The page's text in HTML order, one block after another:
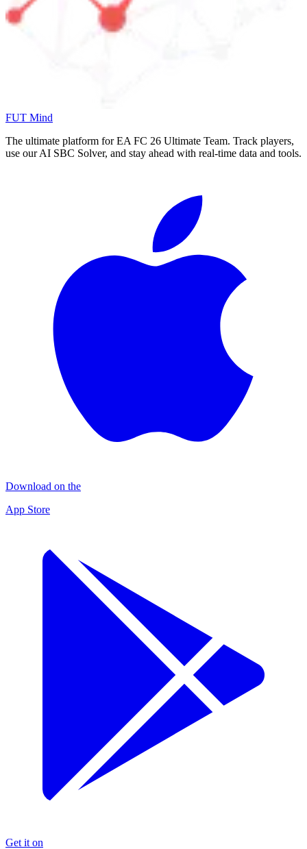
FUT Mind
The ultimate platform for EA FC 26 Ultimate Team. Track players,
use our AI SBC Solver, and stay ahead with real-time data and tools.
Download on the
App Store
Get it on